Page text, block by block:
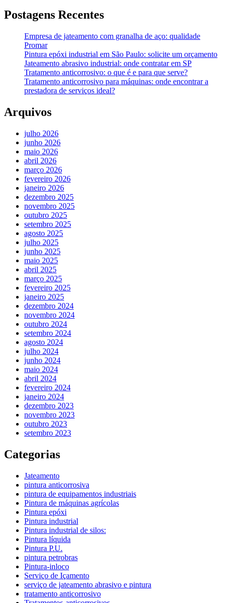
Postagens Recentes
Empresa de jateamento com granalha de aço: qualidade
Promar
Pintura epóxi industrial em São Paulo: solicite um orçamento
Jateamento abrasivo industrial: onde contratar em SP
Tratamento anticorrosivo: o que é e para que serve?
Tratamento anticorrosivo para máquinas: onde encontrar a
prestadora de serviços ideal?
Arquivos
julho 2026
junho 2026
maio 2026
abril 2026
março 2026
fevereiro 2026
janeiro 2026
dezembro 2025
novembro 2025
outubro 2025
setembro 2025
agosto 2025
julho 2025
junho 2025
maio 2025
abril 2025
março 2025
fevereiro 2025
janeiro 2025
dezembro 2024
novembro 2024
outubro 2024
setembro 2024
agosto 2024
julho 2024
junho 2024
maio 2024
abril 2024
fevereiro 2024
janeiro 2024
dezembro 2023
novembro 2023
outubro 2023
setembro 2023
Categorias
Jateamento
pintura anticorrosiva
pintura de equipamentos industriais
Pintura de máquinas agrícolas
Pintura epóxi
Pintura industrial
Pintura industrial de silos:
Pintura líquida
Pintura P.U.
pintura petrobras
Pintura-inloco
Serviço de Içamento
serviço de jateamento abrasivo e pintura
tratamento anticorrosivo